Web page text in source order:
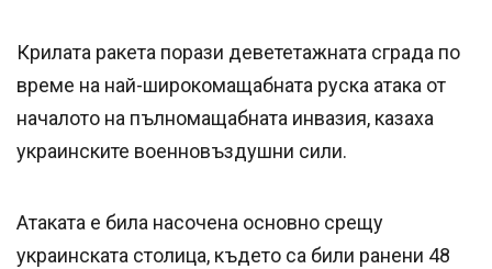
Крилата ракета порази девететажната сграда по
време на най-широкомащабната руска атака от
началото на пълномащабната инвазия, казаха
украинските военновъздушни сили.
Атаката е била насочена основно срещу
украинската столица, където са били ранени 48